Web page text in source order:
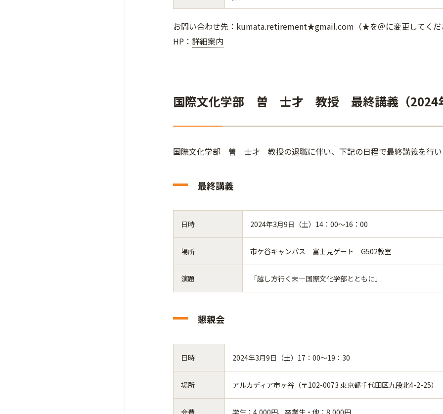
お問い合わせ先：kumata.retirement★gmail.com（★を＠に変更してくだ
HP： 詳細案内
国際文化学部 曽 士才 教授 最終講義（2024
国際文化学部 曽 士才 教授の退職に伴い、下記の日程で最終講義を行い
最終講義
日時 2024年3月9日（土）14：00～16：00
場所 市ケ谷キャンパス 富士見ゲート G502教室
演題 「越し方行く末―国際文化学部とともに」
懇親会
日時 2024年3月9日（土）17：00～19：30
場所 アルカディア市ヶ谷（〒102-0073 東京都千代田区九段北4-2-25）
会費 学生：4,000円、卒業生・他：8,000円